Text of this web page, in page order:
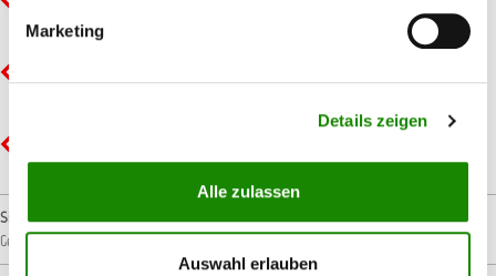
Marketing
Details zeigen
Alle zulassen
Auswahl erlauben
Signalwort
Gefahr!